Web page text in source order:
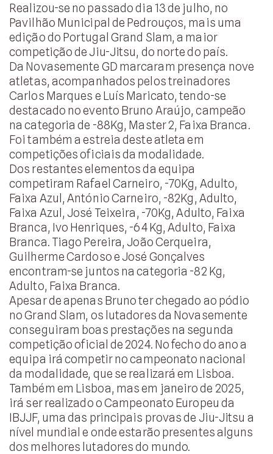
Realizou-se no passado dia 13 de julho, no
Pavilhão Municipal de Pedrouços, mais uma
edição do Portugal Grand Slam, a maior
competição de Jiu-Jitsu, do norte do país.
Da Novasemente GD marcaram presença nove
atletas, acompanhados pelos treinadores
Carlos Marques e Luís Maricato, tendo-se
destacado no evento Bruno Araújo, campeão
na categoria de -88Kg, Master 2, Faixa Branca.
Foi também a estreia deste atleta em
competições oficiais da modalidade.
Dos restantes elementos da equipa
competiram Rafael Carneiro, -70Kg, Adulto,
Faixa Azul, António Carneiro, -82Kg, Adulto,
Faixa Azul, José Teixeira, -70Kg, Adulto, Faixa
Branca, Ivo Henriques, -64 Kg, Adulto, Faixa
Branca. Tiago Pereira, João Cerqueira,
Guilherme Cardoso e José Gonçalves
encontram-se juntos na categoria -82 Kg,
Adulto, Faixa Branca.
Apesar de apenas Bruno ter chegado ao pódio
no Grand Slam, os lutadores da Novasemente
conseguiram boas prestações na segunda
competição oficial de 2024. No fecho do ano a
equipa irá competir no campeonato nacional
da modalidade, que se realizará em Lisboa.
Também em Lisboa, mas em janeiro de 2025,
irá ser realizado o Campeonato Europeu da
IBJJF, uma das principais provas de Jiu-Jitsu a
nível mundial e onde estarão presentes alguns
dos melhores lutadores do mundo.